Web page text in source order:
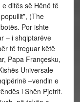
ditës së Hënë të
(The
Por ishte
– i shqiptarëve
të treguar këtë
Papa Françesku,
Universale
–vendin e
i Shën Pjetrit.